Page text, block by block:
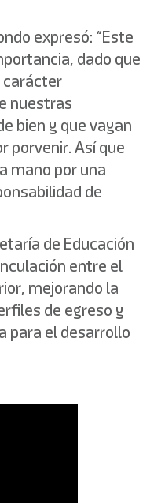
expresó: “Este
dado que
carácter
nuestras
bien y que vayan
porvenir. Así que
mano por una
de
de Educación
entre el
mejorando la
de egreso y
para el desarrollo